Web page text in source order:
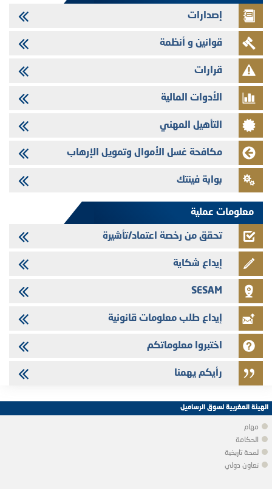
29/07/2026
تهنئة بمناسبة عيد العرش المجيد
29/07/2026
تنشر الهيئة المغربية لسوق الرساميل العدد الرابع عشر من مجلة سوق الرساميل
28/07/2026
Med Paper - تجاوز حد المساهمة 5%
24/07/2026
سندات شركات التمويل
24/07/2026
Jaida - التحيين السنوي لملف المعلومات المتعلق ببرنامج إصدار سندات
إصدارات
قوانين و أنظمة
قرارات
الأدوات المالية
التأهيل المهني
مكافحة غسل الأموال وتمويل الإرهاب
بوابة فينتك
معلومات عملية
تحقق من رخصة اعتماد/تأشيرة
إيداع شكاية
SESAM
إيداع طلب معلومات قانونية
اختبروا معلوماتكم
رأيكم يهمنا
الهيئة المغربية لسوق الرساميل
مهام
الحكامة
لمحة تاريخية
تعاون دولي